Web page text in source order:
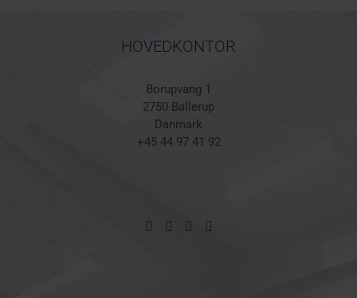
HOVEDKONTOR
Borupvang 1
2750 Ballerup
Danmark
+45 44 97 41 92